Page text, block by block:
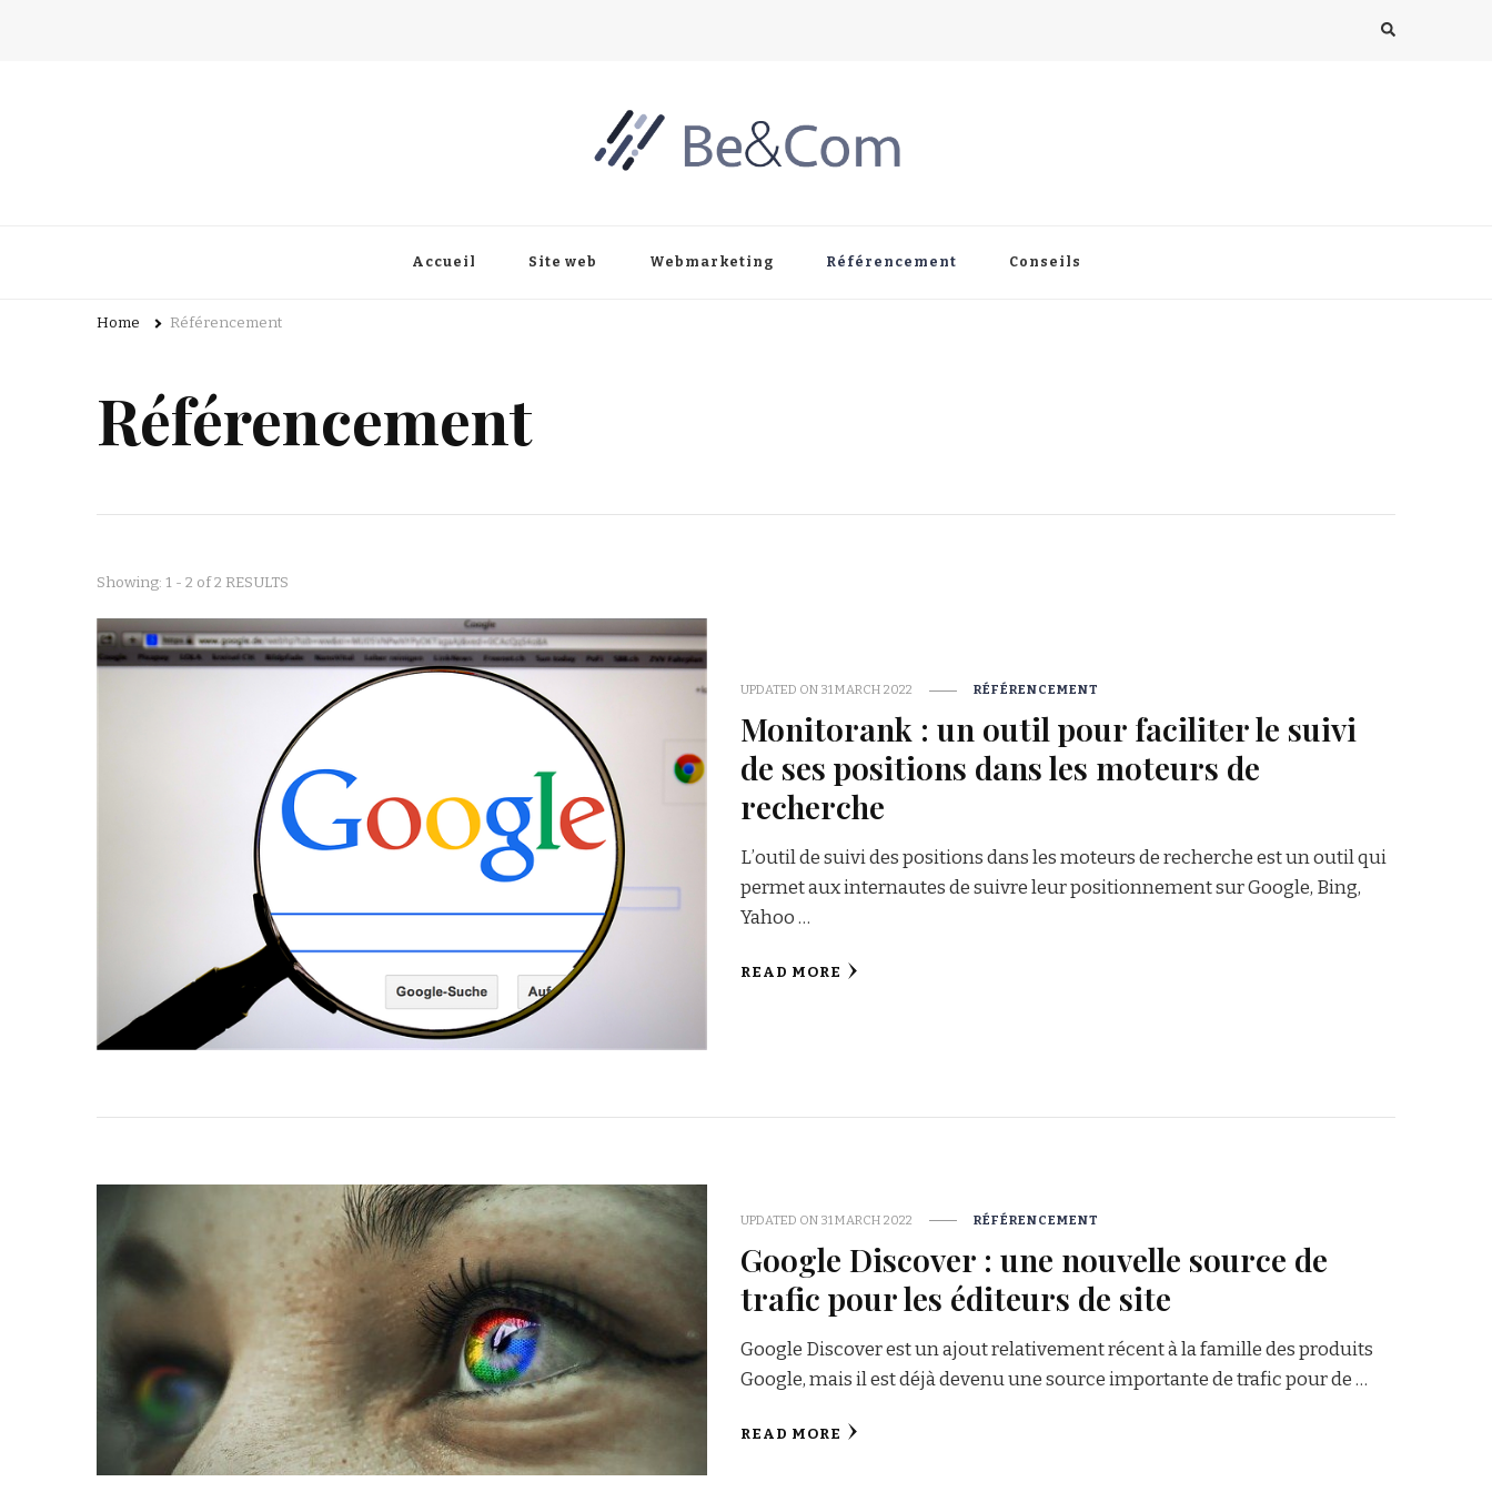
Accueil Site web Webmarketing Référencement Conseils
Home Référencement
Référencement
Showing: 1 - 2 of 2 RESULTS
UPDATED ON 31 MARCH 2022 RÉFÉRENCEMENT
Monitorank : un outil pour faciliter le suivi
de ses positions dans les moteurs de
recherche
L’outil de suivi des positions dans les moteurs de recherche est un outil qui
permet aux internautes de suivre leur positionnement sur Google, Bing,
Yahoo …
READ MORE
UPDATED ON 31 MARCH 2022 RÉFÉRENCEMENT
Google Discover : une nouvelle source de
trafic pour les éditeurs de site
Google Discover est un ajout relativement récent à la famille des produits
Google, mais il est déjà devenu une source importante de trafic pour de …
READ MORE